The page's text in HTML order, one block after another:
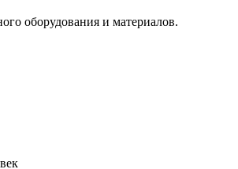
оборудования и материалов.